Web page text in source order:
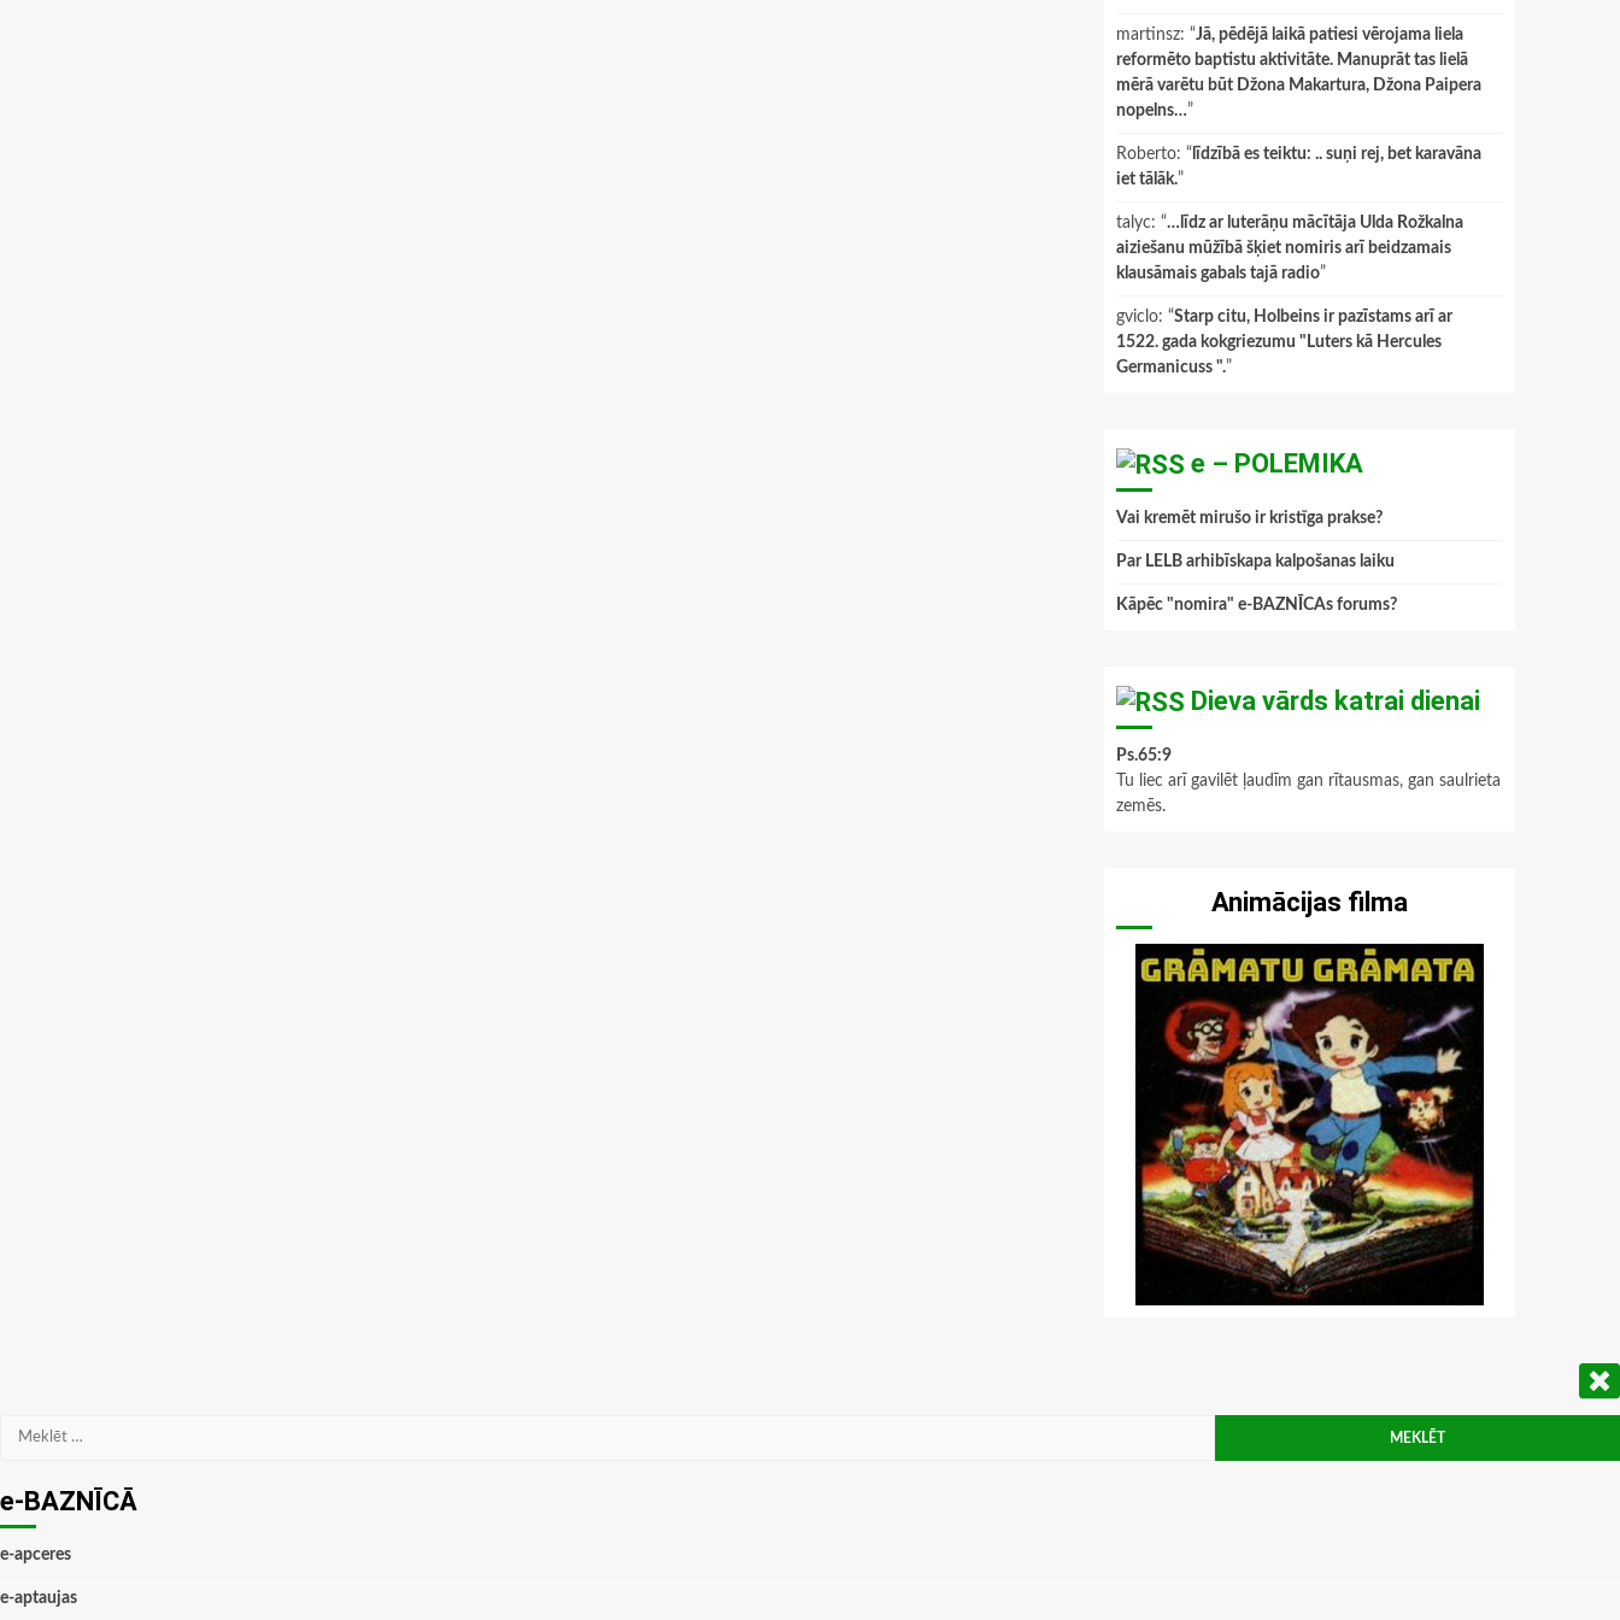
martinsz: “Jā, pēdējā laikā patiesi vērojama liela
reformēto baptistu aktivitāte. Manuprāt tas lielā
mērā varētu būt Džona Makartura, Džona Paipera
nopelns…”
Roberto: “ līdzībā es teiktu: .. suņi rej, bet karavāna
iet tālāk.”
talyc: “…līdz ar luterāņu mācītāja Ulda Rožkalna
aiziešanu mūžībā šķiet nomiris arī beidzamais
klausāmais gabals tajā radio”
gviclo: “Starp citu, Holbeins ir pazīstams arī ar
1522. gada kokgriezumu "Luters kā Hercules
Germanicuss ".”
e – POLEMIKA
Vai kremēt mirušo ir kristīga prakse?
Par LELB arhibīskapa kalpošanas laiku
Kāpēc "nomira" e-BAZNĪCAs forums?
Dieva vārds katrai dienai
Ps.65:9
Tu liec arī gavilēt ļaudīm gan rītausmas, gan saulrieta
zemēs.
Animācijas filma
Meklēt:
e-BAZNĪCĀ
e-apceres
e-aptaujas